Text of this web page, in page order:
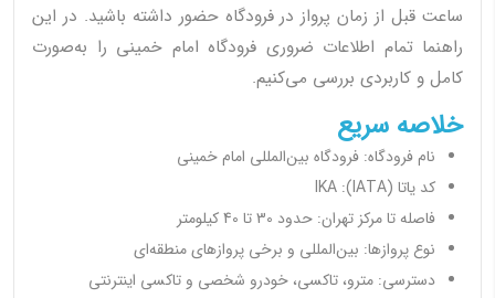
ساعت قبل از زمان پرواز در فرودگاه حضور داشته باشید. در این
راهنما تمام اطلاعات ضروری فرودگاه امام خمینی را به‌صورت
کامل و کاربردی بررسی می‌کنیم.
خلاصه سریع
نام فرودگاه: فرودگاه بین‌المللی امام خمینی
کد یاتا (IATA): IKA
فاصله تا مرکز تهران: حدود 30 تا 40 کیلومتر
نوع پروازها: بین‌المللی و برخی پروازهای منطقه‌ای
دسترسی: مترو، تاکسی، خودرو شخصی و تاکسی اینترنتی